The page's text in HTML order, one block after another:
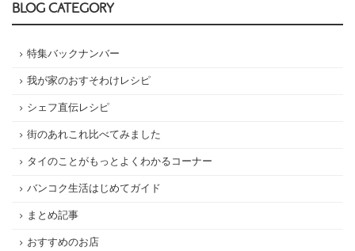
BLOG CATEGORY
特集バックナンバー
我が家のおすそわけレシピ
シェフ直伝レシピ
街のあれこれ比べてみました
タイのことがもっとよくわかるコーナー
バンコク生活はじめてガイド
まとめ記事
おすすめのお店